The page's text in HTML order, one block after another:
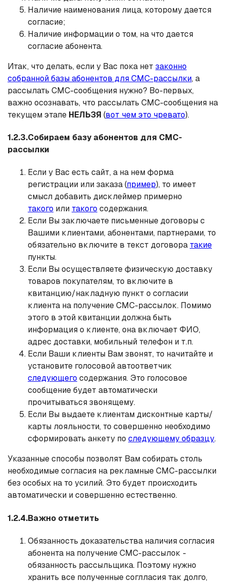
Наличие наименования лица, которому дается
согласие;
Наличие информации о том, на что дается
согласие абонента.
Итак, что делать, если у Вас пока нет законно
собранной базы абонентов для СМС-рассылки, а
рассылать СМС-сообщения нужно? Во-первых,
важно осознавать, что рассылать СМС-сообщения на
текущем этапе НЕЛЬЗЯ (вот чем это чревато).
1.2.3.Собираем базу абонентов для СМС-
рассылки
Если у Вас есть сайт, а на нем форма
регистрации или заказа (пример), то имеет
смысл добавить дисклеймер примерно
такого или такого содержания.
Если Вы заключаете письменные договоры с
Вашими клиентами, абонентами, партнерами, то
обязательно включите в текст договора такие
пункты.
Если Вы осуществляете физическую доставку
товаров покупателям, то включите в
квитанцию/накладную пункт о согласии
клиента на получение СМС-рассылок. Помимо
этого в этой квитанции должна быть
информация о клиенте, она включает ФИО,
адрес доставки, мобильный телефон и т.п.
Если Ваши клиенты Вам звонят, то начитайте и
установите голосовой автоответчик
следующего содержания. Это голосовое
сообщение будет автоматически
прочитываться звонящему.
Если Вы выдаете клиентам дисконтные карты/
карты лояльности, то совершенно необходимо
сформировать анкету по следующему образцу.
Указанные способы позволят Вам собирать столь
необходимые согласия на рекламные СМС-рассылки
без особых на то усилий. Это будет происходить
автоматически и совершенно естественно.
1.2.4.Важно отметить
Обязанность доказательства наличия согласия
абонента на получение СМС-рассылок -
обязанность рассыльщика. Поэтому нужно
хранить все полученные соглласия так долго,